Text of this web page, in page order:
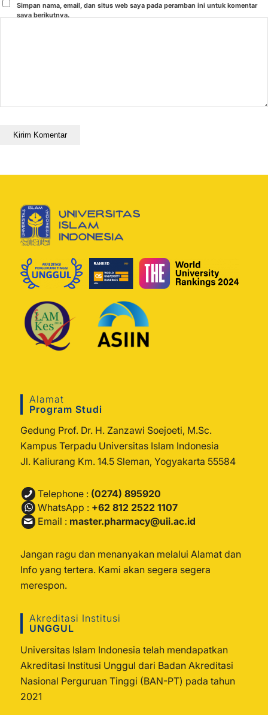
Simpan nama, email, dan situs web saya pada peramban ini untuk komentar
saya berikutnya.
Alamat
Program Studi
Gedung Prof. Dr. H. Zanzawi Soejoeti, M.Sc.
Kampus Terpadu Universitas Islam Indonesia
Jl. Kaliurang Km. 14.5 Sleman, Yogyakarta 55584
Telephone : (0274) 895920
WhatsApp : +62 812 2522 1107
Email : master.pharmacy@uii.ac.id
Jangan ragu dan menanyakan melalui Alamat dan
Info yang tertera. Kami akan segera segera
merespon.
Akreditasi Institusi
UNGGUL
Universitas Islam Indonesia telah mendapatkan
Akreditasi Institusi Unggul dari Badan Akreditasi
Nasional Perguruan Tinggi (BAN-PT) pada tahun
2021